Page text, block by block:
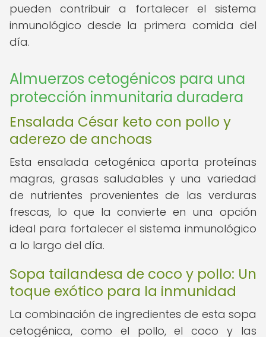
pueden contribuir a fortalecer el sistema
inmunológico desde la primera comida del
día.
Almuerzos cetogénicos para una
protección inmunitaria duradera
Ensalada César keto con pollo y
aderezo de anchoas
Esta ensalada cetogénica aporta proteínas
magras, grasas saludables y una variedad
de nutrientes provenientes de las verduras
frescas, lo que la convierte en una opción
ideal para fortalecer el sistema inmunológico
a lo largo del día.
Sopa tailandesa de coco y pollo: Un
toque exótico para la inmunidad
La combinación de ingredientes de esta sopa
cetogénica, como el pollo, el coco y las